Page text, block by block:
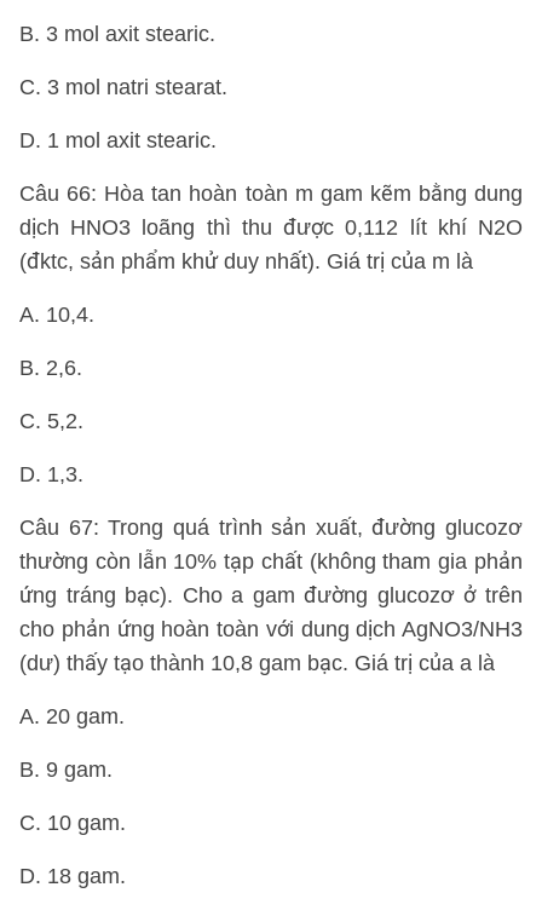
B. 3 mol axit stearic.
C. 3 mol natri stearat.
D. 1 mol axit stearic.
Câu 66: Hòa tan hoàn toàn m gam kẽm bằng dung
dịch HNO3 loãng thì thu được 0,112 lít khí N2O
(đktc, sản phẩm khử duy nhất). Giá trị của m là
A. 10,4.
B. 2,6.
C. 5,2.
D. 1,3.
Câu 67: Trong quá trình sản xuất, đường glucozơ
thường còn lẫn 10% tạp chất (không tham gia phản
ứng tráng bạc). Cho a gam đường glucozơ ở trên
cho phản ứng hoàn toàn với dung dịch AgNO3/NH3
(dư) thấy tạo thành 10,8 gam bạc. Giá trị của a là
A. 20 gam.
B. 9 gam.
C. 10 gam.
D. 18 gam.